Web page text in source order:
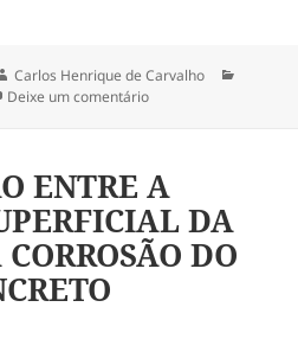
Autor
Carlos Henrique de Carvalho
Deixe um comentárioem PROJETO DE
ENTRE A
DA
DO